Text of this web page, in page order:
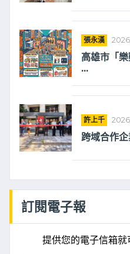
張永漢
高雄市「
...
許上千
跨域合作
訂閱電子報
提供您的電子信箱